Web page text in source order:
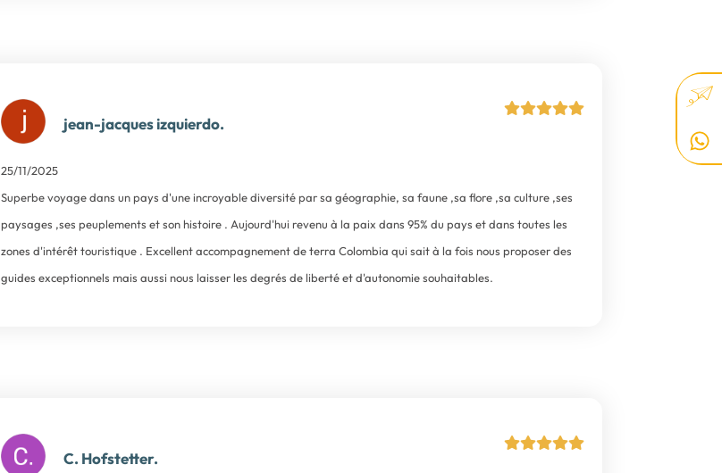
jean-jacques izquierdo.
25/11/2025
Superbe voyage dans un pays d'une incroyable diversité par sa géographie, sa faune ,sa flore ,sa culture ,ses
paysages ,ses peuplements et son histoire . Aujourd'hui revenu à la paix dans 95% du pays et dans toutes les
zones d'intérêt touristique . Excellent accompagnement de terra Colombia qui sait à la fois nous proposer des
guides exceptionnels mais aussi nous laisser les degrés de liberté et d'autonomie souhaitables.
C. Hofstetter.